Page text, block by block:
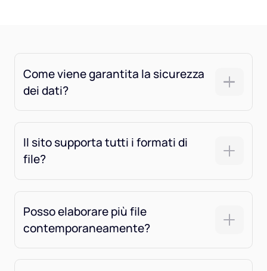
Come viene garantita la sicurezza
dei dati?
Il sito supporta tutti i formati di
file?
Posso elaborare più file
contemporaneamente?